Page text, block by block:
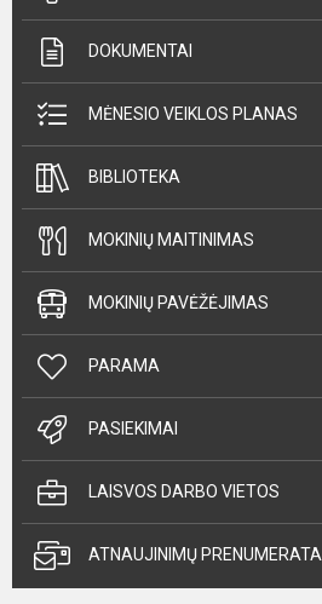
DOKUMENTAI
MĖNESIO VEIKLOS PLANAS
BIBLIOTEKA
MOKINIŲ MAITINIMAS
MOKINIŲ PAVĖŽĖJIMAS
PARAMA
PASIEKIMAI
LAISVOS DARBO VIETOS
ATNAUJINIMŲ PRENUMERATA